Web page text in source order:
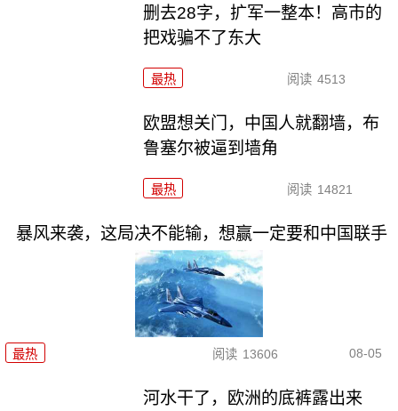
删去28字，扩军一整本！高市的
把戏骗不了东大
最热 阅读 4513
欧盟想关门，中国人就翻墙，布
鲁塞尔被逼到墙角
最热 阅读 14821
暴风来袭，这局决不能输，想赢一定要和中国联手
最热 阅读 13606 08-05
河水干了，欧洲的底裤露出来